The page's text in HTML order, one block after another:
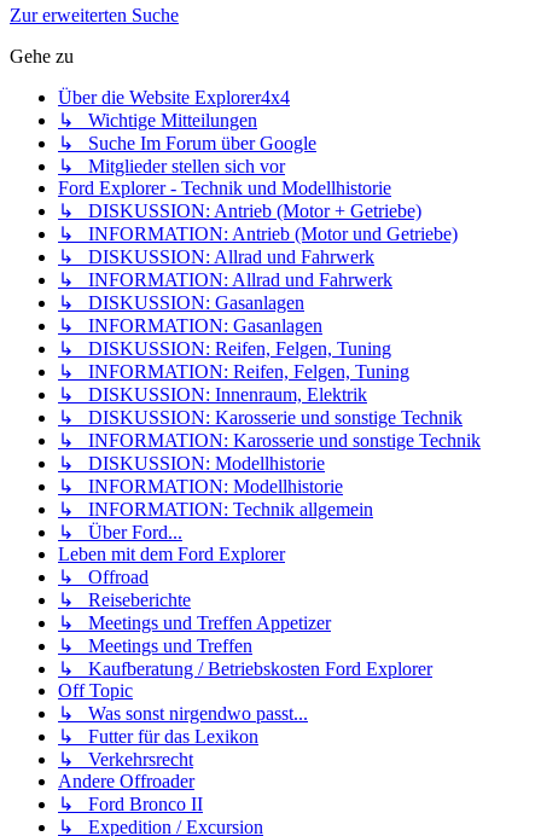
Zur erweiterten Suche
Gehe zu
Über die Website Explorer4x4
↳ Wichtige Mitteilungen
↳ Suche Im Forum über Google
↳ Mitglieder stellen sich vor
Ford Explorer - Technik und Modellhistorie
↳ DISKUSSION: Antrieb (Motor + Getriebe)
↳ INFORMATION: Antrieb (Motor und Getriebe)
↳ DISKUSSION: Allrad und Fahrwerk
↳ INFORMATION: Allrad und Fahrwerk
↳ DISKUSSION: Gasanlagen
↳ INFORMATION: Gasanlagen
↳ DISKUSSION: Reifen, Felgen, Tuning
↳ INFORMATION: Reifen, Felgen, Tuning
↳ DISKUSSION: Innenraum, Elektrik
↳ DISKUSSION: Karosserie und sonstige Technik
↳ INFORMATION: Karosserie und sonstige Technik
↳ DISKUSSION: Modellhistorie
↳ INFORMATION: Modellhistorie
↳ INFORMATION: Technik allgemein
↳ Über Ford...
Leben mit dem Ford Explorer
↳ Offroad
↳ Reiseberichte
↳ Meetings und Treffen Appetizer
↳ Meetings und Treffen
↳ Kaufberatung / Betriebskosten Ford Explorer
Off Topic
↳ Was sonst nirgendwo passt...
↳ Futter für das Lexikon
↳ Verkehrsrecht
Andere Offroader
↳ Ford Bronco II
↳ Expedition / Excursion